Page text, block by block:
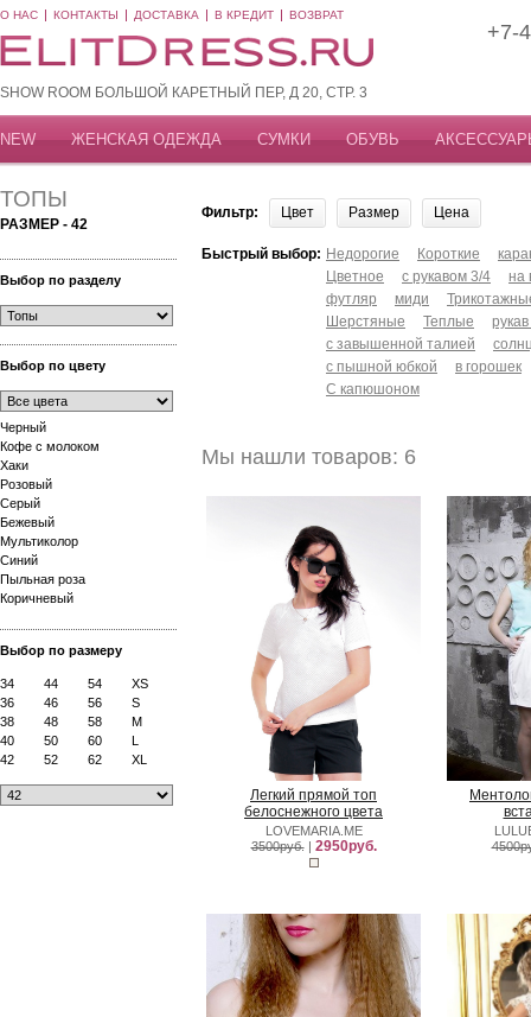
О НАС КОНТАКТЫ ДОСТАВКА В КРЕДИТ ВОЗВРАТ
SHOW ROOM БОЛЬШОЙ КАРЕТНЫЙ ПЕР, Д 20, СТР. 3
+7-
NEW ЖЕНСКАЯ ОДЕЖДА СУМКИ ОБУВЬ
ТОПЫ
РАЗМЕР - 42
Выбор по разделу
Выбор по цвету
Черный
Кофе с молоком
Хаки
Розовый
Серый
Бежевый
Мультиколор
Синий
Пыльная роза
Коричневый
Выбор по размеру
34 44 54
XS
36
46 56
S
38
48 58
M
40
50 60
L
42
52 62 XL
Фильтр: Цвет Размер Цена
Быстрый выбор: Недорогие Короткие
Цветное
с рукавом 3/4
на
футляр
миди
Шерстяные
Теплые
с завышенной талией
с пышной юбкой
в горошек
С капюшоном
Мы нашли товаров: 6
Легкий прямой топ
белоснежного цвета
LOVEMARIA.ME
3500руб.| 2950руб.